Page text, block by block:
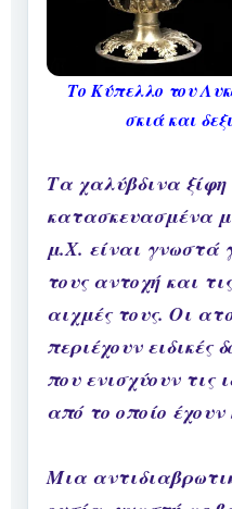
Το Κύπελλο του
σκιά και
Τα χαλύβδινα
κατασκευασμένα
μ.Χ. είναι γνωστά
τους αντοχή και
αιχμές τους. Οι
περιέχουν ειδικές
που ενισχύουν τις
από το οποίο
Μια